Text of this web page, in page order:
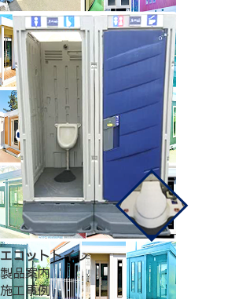
エコットトイレ
製品案内
施工事例